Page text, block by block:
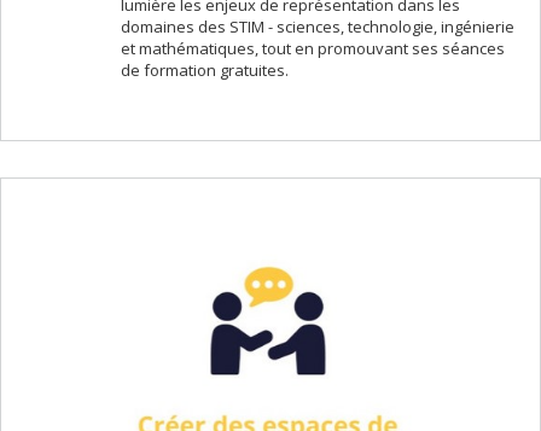
domaines des STIM - sciences, technologie, ingénierie
et mathématiques, tout en promouvant ses séances
de formation gratuites.